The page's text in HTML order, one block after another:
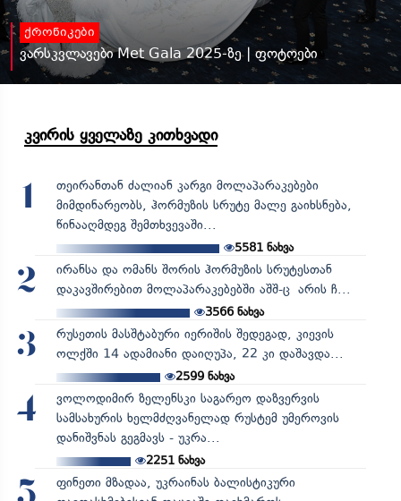
ქრონიკები
ვარსკვლავები Met Gala 2025-ზე | ფოტოები
კვირის ყველაზე კითხვადი
1
თეირანთან ძალიან კარგი მოლაპარაკებები
მიმდინარეობს, ჰორმუზის სრუტე მალე გაიხსნება,
წინააღმდეგ შემთხვევაში...
5581 ნახვა
2
ირანსა და ომანს შორის ჰორმუზის სრუტესთან
დაკავშირებით მოლაპარაკებებში აშშ-ც არის ჩ...
3566ნახვა
3
რუსეთის მასშტაბური იერიშის შედეგად, კიევის
ოლქში 14 ადამიანი დაიღუპა, 22 კი დაშავდა...
2599ნახვა
4
ვოლოდიმირ ზელენსკი საგარეო დაზვერვის
სამსახურის ხელმძღვანელად რუსტემ უმეროვის
დანიშვნას გეგმავს - უკრა...
2251ნახვა
ფინეთი მზადაა, უკრაინას ბალისტიკური